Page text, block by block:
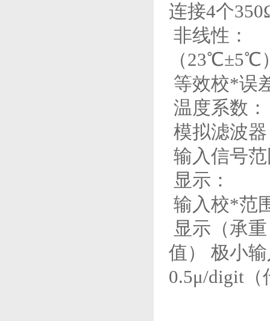
连接4个
非线性
（23℃±5℃
等效校*
温度系
模拟滤波
输入信
显示：
输入校*
显示（承
值） 极小
0.5μ/digit